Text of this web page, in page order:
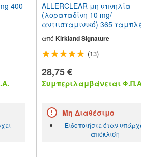
400
ALLERCLEAR μη υπνηλία
(λοραταδίνη 10 mg/
αντιισταμινικό) 365
από Kirkland Signature
(13)
28,75 €
Συμπεριλαμβάνεται
Μη Διαθέσιμο
Ειδοποιήστε όταν
απόκλιση